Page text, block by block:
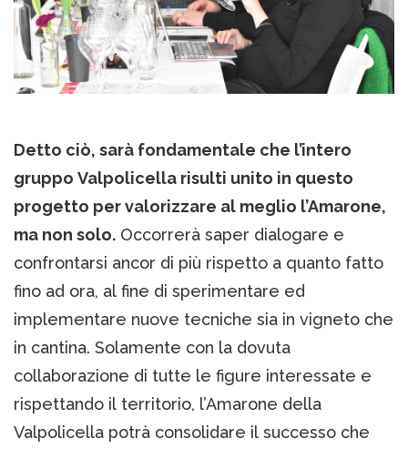
Detto ciò, sarà fondamentale che l’intero
gruppo Valpolicella risulti unito in questo
progetto per valorizzare al meglio l’Amarone,
ma non solo. Occorrerà saper dialogare e
confrontarsi ancor di più rispetto a quanto fatto
fino ad ora, al fine di sperimentare ed
implementare nuove tecniche sia in vigneto che
in cantina. Solamente con la dovuta
collaborazione di tutte le figure interessate e
rispettando il territorio, l’Amarone della
Valpolicella potrà consolidare il successo che